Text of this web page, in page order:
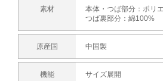
素材
本体・つば部分：ポリ
つば裏部分：綿100%
原産国 中国製
機能 サイズ展開